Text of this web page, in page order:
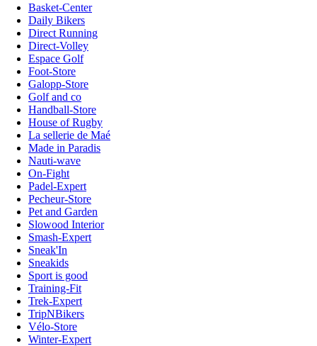
Basket-Center
Daily Bikers
Direct Running
Direct-Volley
Espace Golf
Foot-Store
Galopp-Store
Golf and co
Handball-Store
House of Rugby
La sellerie de Maé
Made in Paradis
Nauti-wave
On-Fight
Padel-Expert
Pecheur-Store
Pet and Garden
Slowood Interior
Smash-Expert
Sneak'In
Sneakids
Sport is good
Training-Fit
Trek-Expert
TripNBikers
Vélo-Store
Winter-Expert